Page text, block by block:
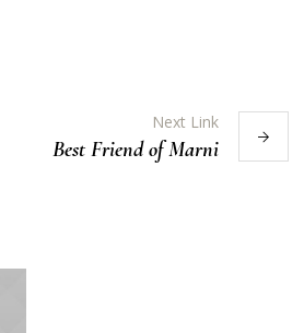
Next Link
Best Friend of Marni